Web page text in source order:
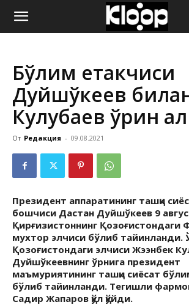
ҚИРҒИЗИСТОН
ЯНГИЛИКЛАРИ
Бўлим етакчиси
Дуйшўкеев
Кулубаев ўрин
От Редакция - 09.08.2021
Президент аппаратининг ташқи
бошчиси Дастан Дуйшўкеев 9
Қирғизистоннинг Қозоғистондаги
мухтор элчиси бўлиб тайинланди.
Қозоғистондаги элчиси Жээнбек
Дуйшўкеевнинг ўрнига президент
маъмуриятининг ташқи сиёсат
бўлиб тайинланди. Тегишли
Садир Жапаров қўл қўйди.